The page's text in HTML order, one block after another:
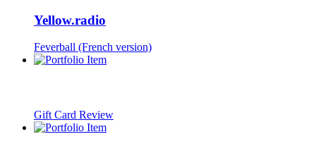
Yellow.radio
Feverball (French version)
Gift Card Review